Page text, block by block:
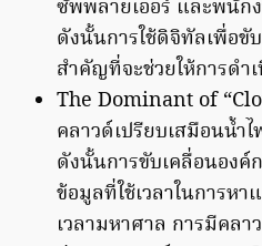
ซัพพลายเออร์ และพนัก
ดังนั้นการใช้ดิจิทัลเพื่อขั
สำคัญที่จะช่วยให้การดำ
The Dominant of
คลาวด์เปรียบเสมือนน้ำ
ดังนั้นการขับเคลื่อนองค์
ข้อมูลที่ใช้เวลาในการหา
เวลามหาศาล การมีคลา